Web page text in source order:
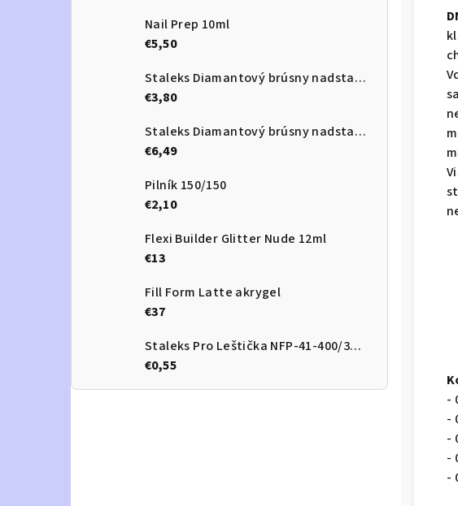
Nail Prep 10ml
€5,50
Staleks Diamantový brúsny nadstavec - “frustum” red - FA70R025/8
€3,80
Staleks Diamantový brúsny nadstavec - “ball” red 3,5 - FA01R035
€6,49
Pilník 150/150
€2,10
Flexi Builder Glitter Nude 12ml
€13
Fill Form Latte akrygel
€37
Staleks Pro Leštička NFP-41-400/3000
€0,55
-
-
-
-
-